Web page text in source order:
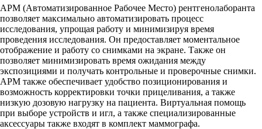
АРМ (Автоматизированное Рабочее Место) рентгенолаборанта
позволяет максимально автоматизировать процесс
исследования, упрощая работу и минимизируя время
проведения исследования. Он предоставляет моментальное
отображение и работу со снимками на экране. Также он
позволяет минимизировать время ожидания между
экспозициями и получать контрольные и проверочные снимки.
АРМ также обеспечивает удобство позиционирования и
возможность корректировки точки прицеливания, а также
низкую дозовую нагрузку на пациента. Виртуальная помощь
при выборе устройств и игл, а также специализированные
аксессуары также входят в комплект маммографа.